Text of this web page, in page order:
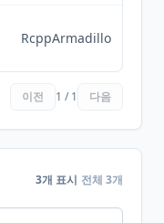
RcppArmadillo
이전 1 / 1 다음
3개 표시 전체 3개